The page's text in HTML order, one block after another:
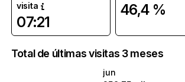
visita
07:21
46,4 %
Total de últimas visitas 3 meses
jun